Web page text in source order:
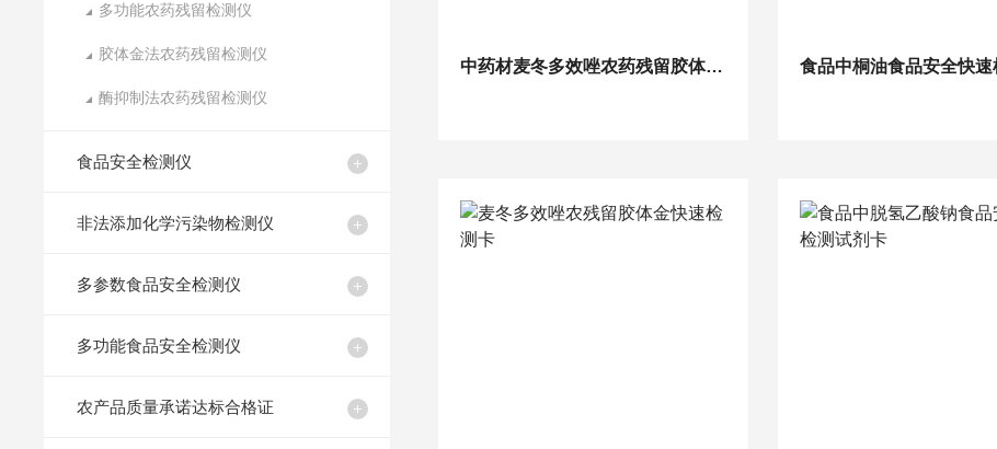
多功能农药残留检测仪
胶体金法农药残留检测仪
酶抑制法农药残留检测仪
食品安全检测仪
非法添加化学污染物检测仪
多参数食品安全检测仪
多功能食品安全检测仪
农产品质量承诺达标合格证
中药材麦冬多效唑农药残留胶体金快速检测卡